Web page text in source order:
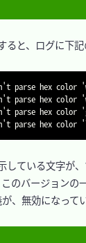
と、ログに下
parse hex color
parse hex color
parse hex color
している文字が
のバージョンの
、無効になって